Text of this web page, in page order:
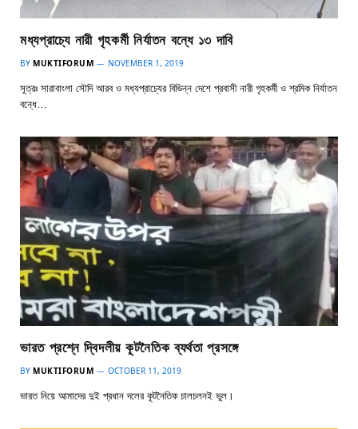
মধ্যপ্রাচ্যে নারী গৃহকর্মী নির্যাতন বন্ধে ১৩ দাবি
BY MUKTIFORUM NOVEMBER 1, 2019
সূত্রঃ সারাবাংলা সৌদি আরব ও মধ্যপ্রাচ্যের বিভিন্ন দেশে প্রবাসী নারী গৃহকর্মী ও শ্রমিক নির্যাতন
বন্ধে…
ভারত প্রশ্নে দ্বিদলীয় কূটনৈতিক ব্যর্থতা প্রসঙ্গে
BY MUKTIFORUM OCTOBER 11, 2019
ভারত নিয়ে আমাদের দুই প্রধান দলের কূটনৈতিক চালচলনই ভুল।